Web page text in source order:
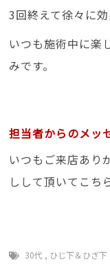
3回終えて徐々に
いつも施術中に楽
みです。
担当者からのメッ
いつもご来店あり
しして頂いてこち
30代 , ひじ下＆ひざ下